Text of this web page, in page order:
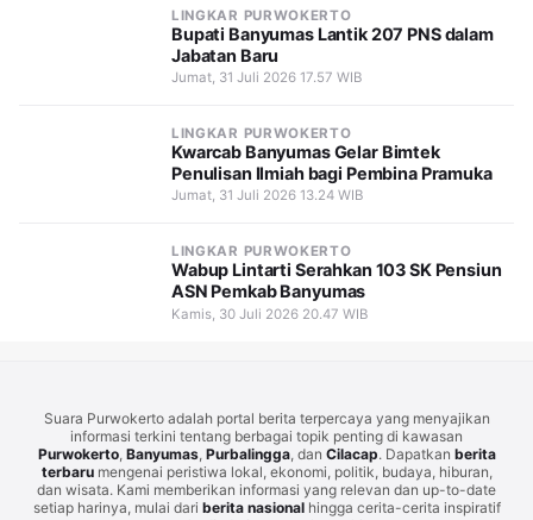
LINGKAR PURWOKERTO
Bupati Banyumas Lantik 207 PNS dalam
Jabatan Baru
Jumat, 31 Juli 2026 17.57 WIB
LINGKAR PURWOKERTO
Kwarcab Banyumas Gelar Bimtek
Penulisan Ilmiah bagi Pembina Pramuka
Jumat, 31 Juli 2026 13.24 WIB
LINGKAR PURWOKERTO
Wabup Lintarti Serahkan 103 SK Pensiun
ASN Pemkab Banyumas
Kamis, 30 Juli 2026 20.47 WIB
Suara Purwokerto adalah portal berita terpercaya yang menyajikan
informasi terkini tentang berbagai topik penting di kawasan
Purwokerto, Banyumas, Purbalingga, dan Cilacap. Dapatkan berita
terbarumengenai peristiwa lokal, ekonomi, politik, budaya, hiburan,
dan wisata. Kami memberikan informasi yang relevan dan up-to-date
setiap harinya, mulai dari berita nasionalhingga cerita-cerita inspiratif